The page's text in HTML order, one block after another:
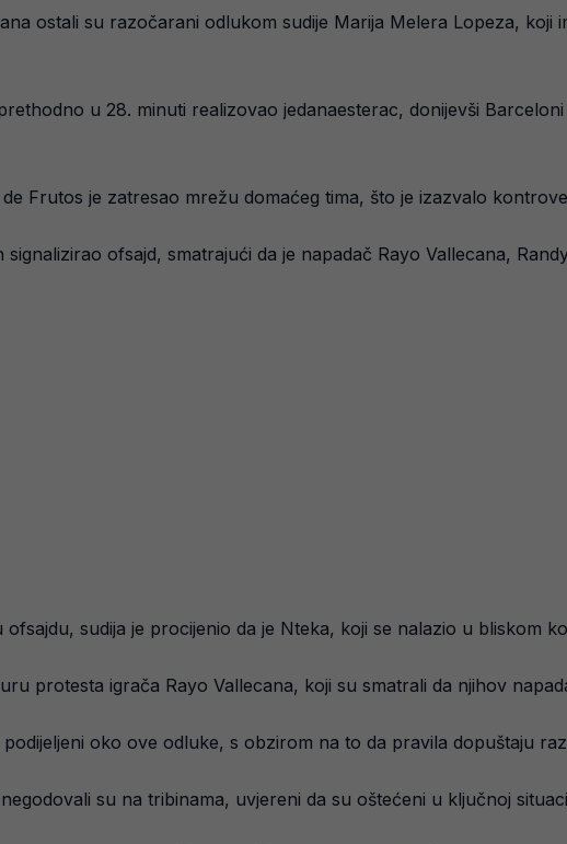
ostali su razočarani odlukom sudije Marija Melera Lopeza,
u 28. minuti realizovao jedanaesterac, donijevši
Frutos je zatresao mrežu domaćeg tima, što je izazvalo
signalizirao ofsajd, smatrajući da je napadač Rayo Vallecana,
sudija je procijenio da je Nteka, koji se nalazio u bliskom
protesta igrača Rayo Vallecana, koji su smatrali da njihov
oko ove odluke, s obzirom na to da pravila dopuštaju
su na tribinama, uvjereni da su oštećeni u ključnoj